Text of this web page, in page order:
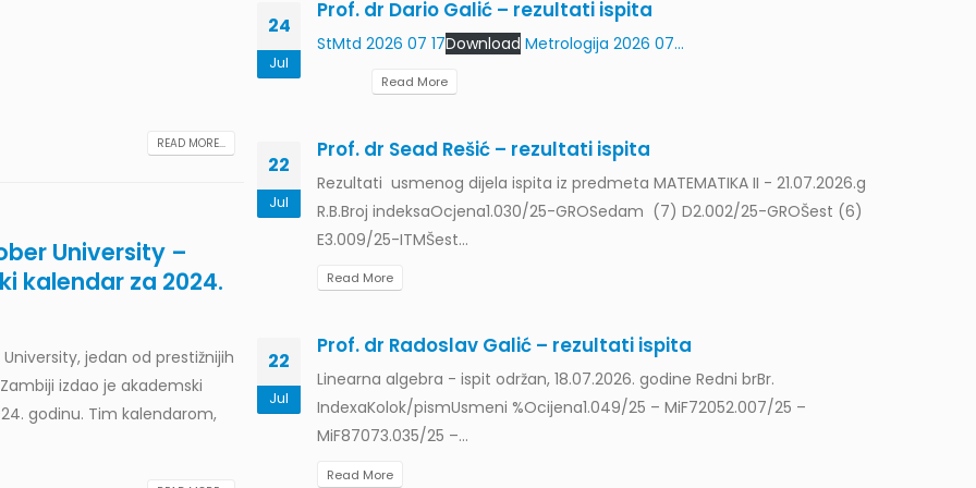
READ MORE...
University –
kalendar za 2024.
jedan od prestižnijih
izdao je akademski
godinu. Tim kalendarom,
godine
rad pod
Ambijentalna
009/25-GRO- bodova
ispita
25.7.2026. godine Br
24
Jul
Prof. dr Dario Galić – rezultati ispita
StMtd 2026 07 17Download Metrologija 2026 07...
Read More
22
Jul
Prof. dr Sead Rešić – rezultati ispita
Rezultati usmenog dijela ispita iz predmeta MATEMATIKA II - 21.07.2026.g
R.B.Broj indeksaOcjena1.030/25-GROSedam (7) D2.002/25-GROŠest (6)
E3.009/25-ITMŠest...
Read More
22
Jul
Prof. dr Radoslav Galić – rezultati ispita
Linearna algebra - ispit održan, 18.07.2026. godine Redni brBr.
IndexaKolok/pismUsmeni %Ocijena1.049/25 – MiF72052.007/25 –
MiF87073.035/25 –...
Read More